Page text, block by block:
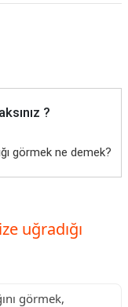
?
görmek ne demek?
uğradığı
görmek,